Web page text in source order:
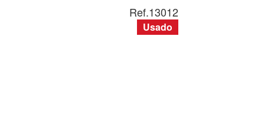
Ref.13012
Usado